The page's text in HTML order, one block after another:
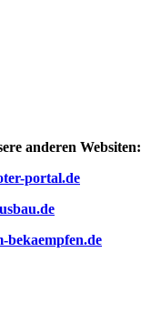
anderen Websiten:
portal.de